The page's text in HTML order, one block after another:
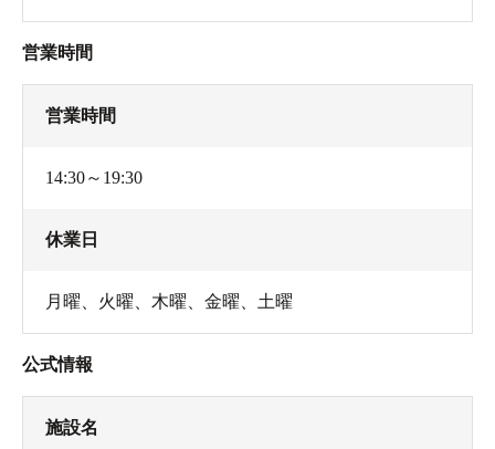
貴重な体験かも？
営業時間
営業時間
14:30～19:30
休業日
月曜、火曜、木曜、金曜、土曜
公式情報
施設名